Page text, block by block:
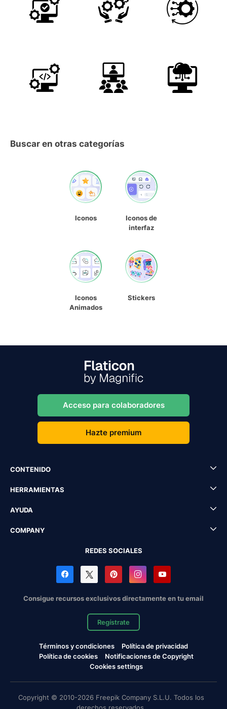
Buscar en otras categorías
Iconos
Iconos de
interfaz
Iconos
Animados
Stickers
Acceso para colaboradores
Hazte premium
CONTENIDO
HERRAMIENTAS
AYUDA
COMPANY
REDES SOCIALES
Consigue recursos exclusivos directamente en tu email
Regístrate
Términos y condiciones
Política de privacidad
Política de cookies
Notificaciones de Copyright
Cookies settings
Copyright © 2010-2026 Freepik Company S.L.U. Todos los